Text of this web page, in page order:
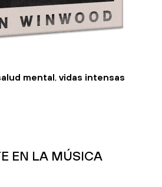
mental, vidas intensas
EN LA MÚSICA